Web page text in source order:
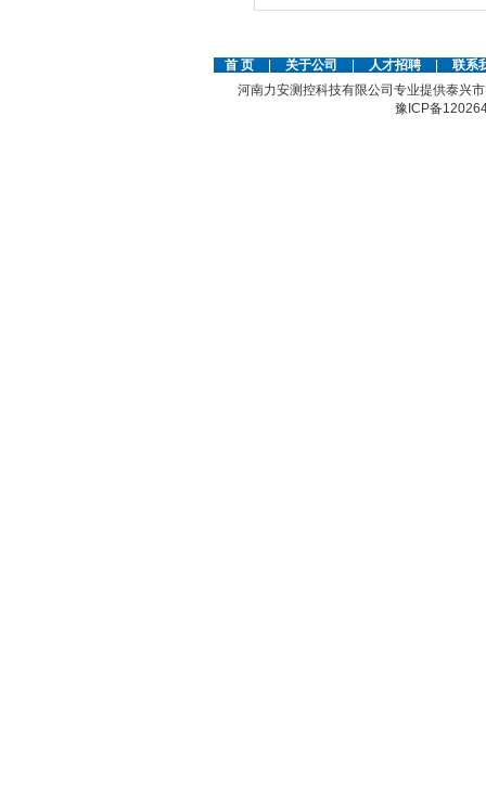
首 页 关于公司 人才招聘
联系
河南力安测控科技有限公司专业提供泰兴
豫ICP备